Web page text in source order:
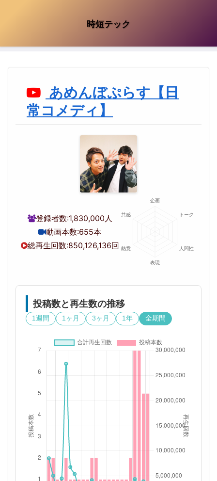
時短テック
あめんぼぷらす【日
常コメディ】
登録者数:1,830,000人
動画本数:655本
総再生回数:850,126,136回
投稿数と再生数の推移
1週間 1ヶ月 3ヶ月 1年 全期間